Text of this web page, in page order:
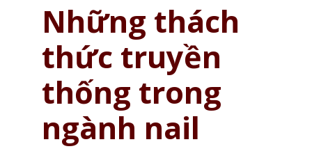
Những thách
thức truyền
thống trong
ngành nail